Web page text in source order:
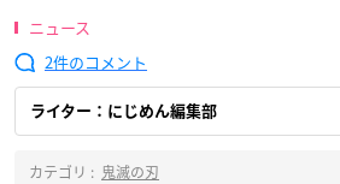
ニュース
2
ライター：にじめん編集部
カテゴリ : 鬼滅の刃